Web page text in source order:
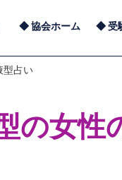
協会ホーム 受
型占い
の女性